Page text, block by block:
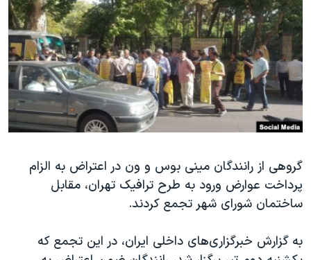
فرهنگ و زندگی
حقوق شهروندی
اقتصادی
علم و فناوری
اسرائیل در جنگ
آرشیو پخش زنده
مستندها
انتخابات ریاست جمهوری آمریکا ۲۰۲۴
حمله جمهوری اسلامی به اسرائیل
رمز مهسا
ورزش زنان در ایران
مجموعه مستندهای دادخواهی
تریبونال مردمی آبان ۹۸
دادگاه حمید نوری
چهل سال گروگان‌گیری
دنبال کنید
زبانهای مختلف
گروهی از رانندگان مینی بوس و ون در اعتراض به الزام
پرداخت عوارض ورود به طرح ترافیک تهران، مقابل
ساختمان شورای شهر تجمع کردند.
به گزارش خبرگزاری‌های داخلی ایران، در این تجمع که